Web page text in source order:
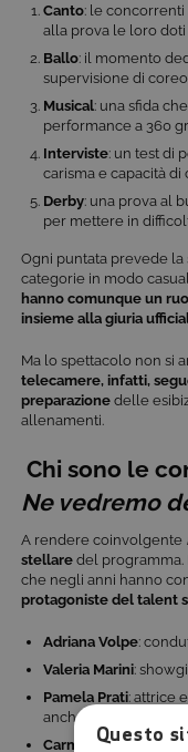
Canto: le
alla prova le loro doti
Ballo: il momento
supervisione di
Musical: una sfida
performance a 360
Interviste: un test di
carisma e capacità di
Derby: una prova al
per mettere in
Ogni puntata prevede la
categorie in modo
hanno comunque un
insieme alla giuria
Ma lo spettacolo non si
telecamere, infatti,
preparazione delle
allenamenti.
Chi sono le
Ne vedremo
A rendere coinvolgente
stellare del programma.
che negli anni hanno
protagoniste del talent
Adriana Volpe:
Valeria Marini:
Pamela Prati: attrice
anche protagonista
Carmen Russo:
Questo